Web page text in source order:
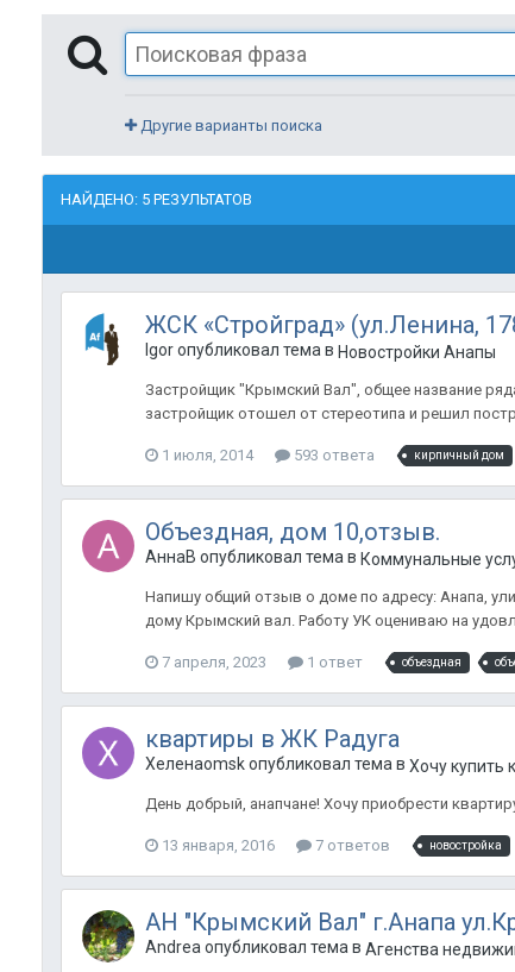
Другие варианты поиска
НАЙДЕНО: 5 РЕЗУЛЬТАТОВ
ЖСК «Стройград» (ул.Ленина,
Igor опубликовал тема в Новостройки Анапы
Застройщик "Крымский Вал", общее название
застройщик отошел от стереотипа и решил
1 июля, 2014 593 ответа кирпичный дом
Объездная, дом 10,отзыв.
АннаВ опубликовал тема в Коммунальные
Напишу общий отзыв о доме по адресу: Анапа,
дому Крымский вал. Работу УК оцениваю на
7 апреля, 2023 1 ответ объездная
квартиры в ЖК Радуга
Xeленaomsk опубликовал тема в Хочу купить
День добрый, анапчане! Хочу приобрести
13 января, 2016 7 ответов новостройка
АН "Крымский Вал" г.Анапа
Andrea опубликовал тема в Агенства